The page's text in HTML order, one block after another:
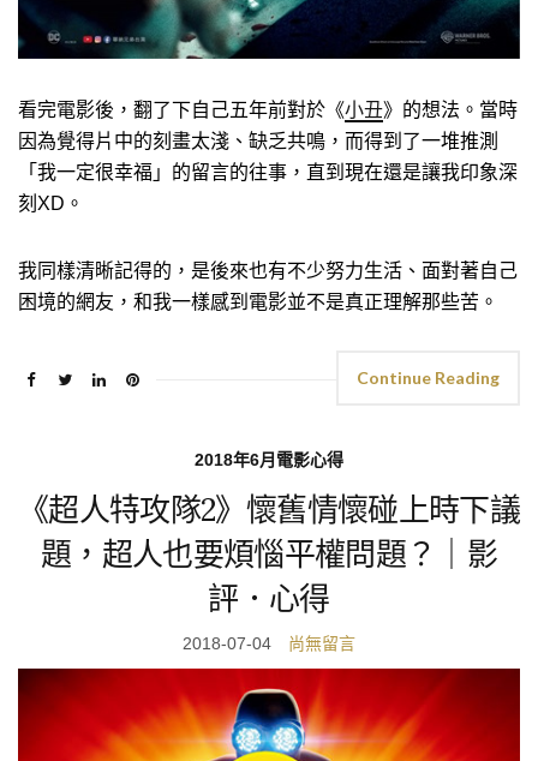
看完電影後，翻了下自己五年前對於《小丑》的想法。當時
因為覺得片中的刻畫太淺、缺乏共鳴，而得到了一堆推測
「我一定很幸福」的留言的往事，直到現在還是讓我印象深
刻XD。
我同樣清晰記得的，是後來也有不少努力生活、面對著自己
困境的網友，和我一樣感到電影並不是真正理解那些苦。
Continue Reading
2018年6月電影心得
《超人特攻隊2》懷舊情懷碰上時下議
題，超人也要煩惱平權問題？｜影
評．心得
2018-07-04 尚無留言